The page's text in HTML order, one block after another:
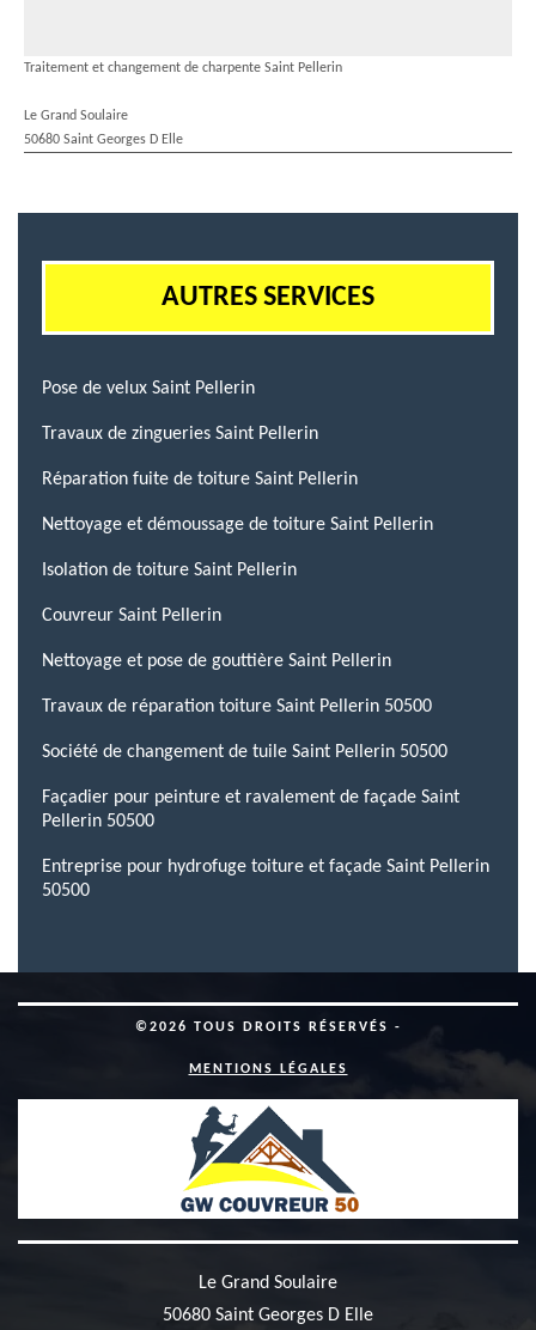
Traitement et changement de charpente Saint Pellerin
Le Grand Soulaire
50680 Saint Georges D Elle
AUTRES SERVICES
Pose de velux Saint Pellerin
Travaux de zingueries Saint Pellerin
Réparation fuite de toiture Saint Pellerin
Nettoyage et démoussage de toiture Saint Pellerin
Isolation de toiture Saint Pellerin
Couvreur Saint Pellerin
Nettoyage et pose de gouttière Saint Pellerin
Travaux de réparation toiture Saint Pellerin 50500
Société de changement de tuile Saint Pellerin 50500
Façadier pour peinture et ravalement de façade Saint
Pellerin 50500
Entreprise pour hydrofuge toiture et façade Saint Pellerin
50500
©2026 TOUS DROITS RÉSERVÉS -
MENTIONS LÉGALES
Le Grand Soulaire
50680 Saint Georges D Elle